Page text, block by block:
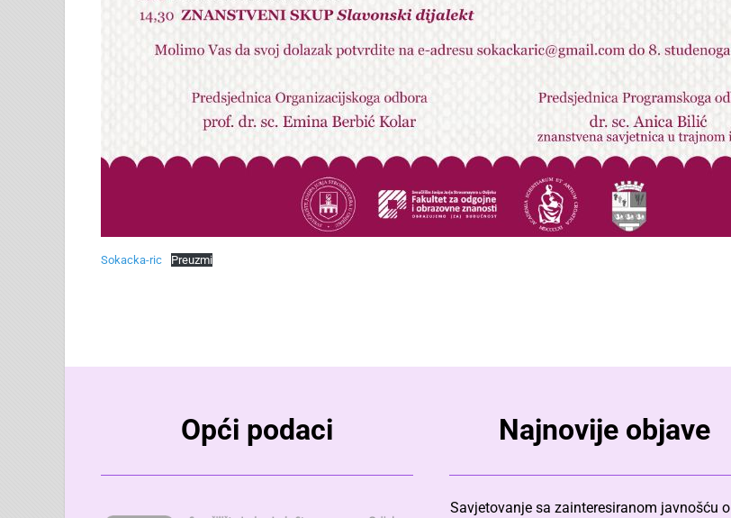
Sokacka-ric Preuzmi
Opći podaci Najnovije objave
Savjetovanje sa zainteresiranom javnošću o